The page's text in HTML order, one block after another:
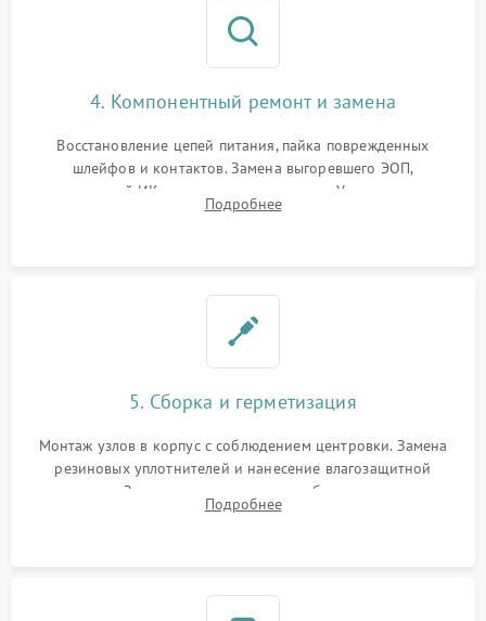
4. Компонентный ремонт и замена
Восстановление цепей питания, пайка поврежденных
шлейфов и контактов. Замена выгоревшего ЭОП,
неисправной ИК-подсветки или матрицы. Ультразвуковая
очистка плат и удаление загрязнений с линз объектива и
Подробнее
5. Сборка и герметизация
Монтаж узлов в корпус с соблюдением центровки. Замена
резиновых уплотнителей и нанесение влагозащитной
смазки. Заполнение внутреннего объема прицела
осушенным азотом для предотвращения запотевания оптики
Подробнее